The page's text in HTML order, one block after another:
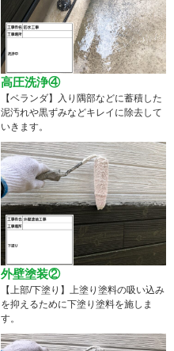
高圧洗浄④
【ベランダ】入り隅部などに蓄積した
泥汚れや黒ずみなどキレイに除去して
いきます。
外壁塗装②
【上部/下塗り】上塗り塗料の吸い込み
を抑えるために下塗り塗料を施しま
す。